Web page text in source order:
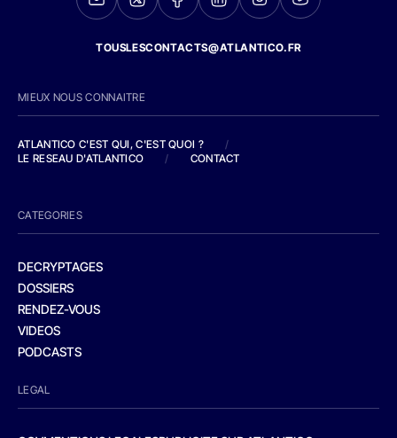
TOUSLESCONTACTS@ATLANTICO.FR
MIEUX NOUS CONNAITRE
ATLANTICO C'EST QUI, C'EST QUOI ?
/
LE RESEAU D'ATLANTICO
/ CONTACT
CATEGORIES
DECRYPTAGES
DOSSIERS
RENDEZ-VOUS
VIDEOS
PODCASTS
LEGAL